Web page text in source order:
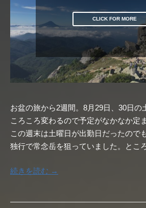
CLICK FOR MORE
お盆の旅から2週間。8月29日、30日の
ころころ変わるので予定がなかなか定
この週末は土曜日が出勤日だったので
独行で常念岳を狙っていました。とこ
続きを読む →